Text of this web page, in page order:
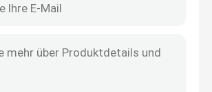
System